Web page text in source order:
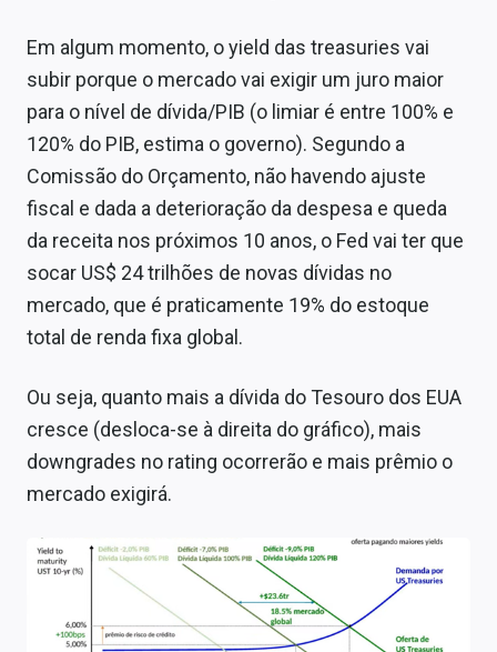
Em algum momento, o yield das treasuries vai
subir porque o mercado vai exigir um juro maior
para o nível de dívida/PIB (o limiar é entre 100% e
120% do PIB, estima o governo). Segundo a
Comissão do Orçamento, não havendo ajuste
fiscal e dada a deterioração da despesa e queda
da receita nos próximos 10 anos, o Fed vai ter que
socar US$ 24 trilhões de novas dívidas no
mercado, que é praticamente 19% do estoque
total de renda fixa global.
Ou seja, quanto mais a dívida do Tesouro dos EUA
cresce (desloca-se à direita do gráfico), mais
downgrades no rating ocorrerão e mais prêmio o
mercado exigirá.